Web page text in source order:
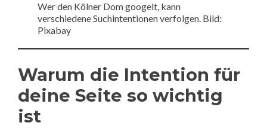
Wer den Kölner Dom googelt, kann
verschiedene Suchintentionen verfolgen. Bild:
Pixabay
Warum die Intention für
deine Seite so wichtig
ist